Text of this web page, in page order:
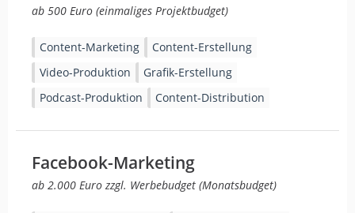
ab 500 Euro (einmaliges Projektbudget)
Content-Marketing
Content-Erstellung
Video-Produktion
Grafik-Erstellung
Podcast-Produktion
Content-Distribution
Facebook-Marketing
ab 2.000 Euro zzgl. Werbebudget (Monatsbudget)